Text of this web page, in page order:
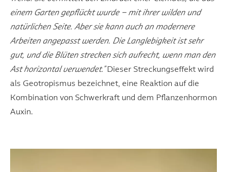
einem Garten gepflückt wurde – mit ihrer wilden und
natürlichen Seite. Aber sie kann auch an modernere
Arbeiten angepasst werden. Die Langlebigkeit ist sehr
gut, und die Blüten strecken sich aufrecht, wenn man den
Ast horizontal verwendet."Dieser Streckungseffekt wird
als Geotropismus bezeichnet, eine Reaktion auf die
Kombination von Schwerkraft und dem Pflanzenhormon
Auxin.